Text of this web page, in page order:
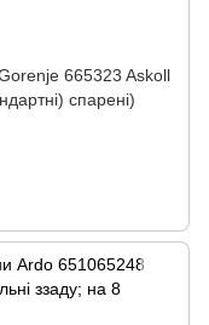
665323 Askoll
спарені)